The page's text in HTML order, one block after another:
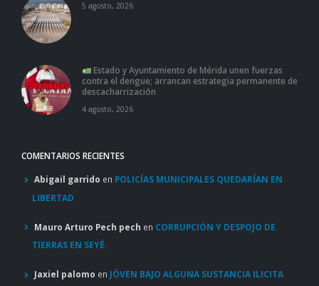
5 agosto, 2026
Estado y Ayuntamiento de Mérida unen fuerzas
contra el dengue; arrancan estrategia permanente de
descacharrización
4 agosto, 2026
COMENTARIOS RECIENTES
Abigail garrido en POLICÍAS MUNICIPALES QUEDARÍAN EN
LIBERTAD
Mauro Arturo Pech pech en CORRUPCIÓN Y DESPOJO DE
TIERRAS EN SEYÉ.
Jaxiel palomo en JÓVEN BAJO ALGUNA SUSTANCIA ILICITA